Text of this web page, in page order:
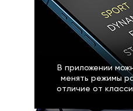
В приложении
менять режимы
отличие от